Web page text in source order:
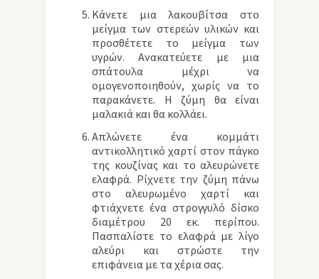
Κάνετε μια λακουβίτσα στο
μείγμα των στερεών υλικών και
προσθέτετε το μείγμα των
υγρών. Ανακατεύετε με μια
σπάτουλα μέχρι να
ομογενοποιηθούν, χωρίς να το
παρακάνετε. Η ζύμη θα είναι
μαλακιά και θα κολλάει.
Απλώνετε ένα κομμάτι
αντικολλητικό χαρτί στον πάγκο
της κουζίνας και το αλευρώνετε
ελαφρά. Ρίχνετε την ζύμη πάνω
στο αλευρωμένο χαρτί και
φτιάχνετε ένα στρογγυλό δίσκο
διαμέτρου 20 εκ. περίπου.
Πασπαλίστε το ελαφρά με λίγο
αλεύρι και στρώστε την
επιφάνεια με τα χέρια σας.